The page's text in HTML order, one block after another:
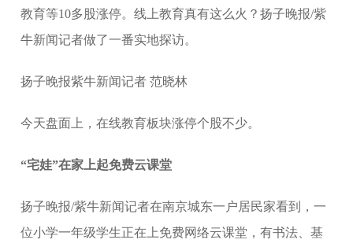
教育等10多股涨停。线上教育真有这么火？扬子晚报/紫
牛新闻记者做了一番实地探访。
扬子晚报紫牛新闻记者 范晓林
今天盘面上，在线教育板块涨停个股不少。
“宅娃”在家上起免费云课堂
扬子晚报/紫牛新闻记者在南京城东一户居民家看到，一
位小学一年级学生正在上免费网络云课堂，有书法、基